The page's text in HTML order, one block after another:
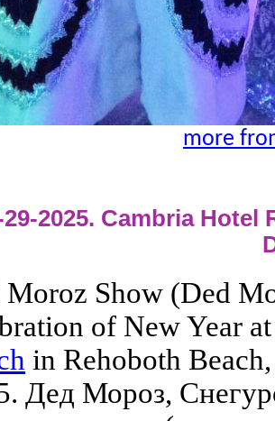
more
29-2025. Cambria
Moroz Show (Ded
of New Year
in Rehoboth
Дед Мороз,